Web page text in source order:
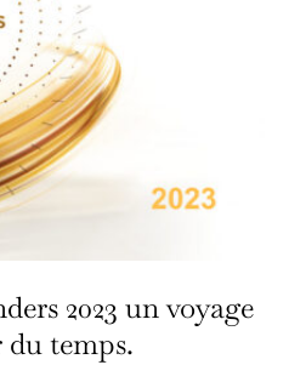
2023 un voyage
du temps.